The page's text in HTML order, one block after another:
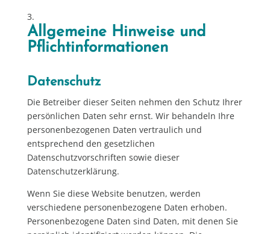
Allgemeine Hinweise und
Pflicht­informationen
Datenschutz
Die Betreiber dieser Seiten nehmen den Schutz Ihrer
persönlichen Daten sehr ernst. Wir behandeln Ihre
personenbezogenen Daten vertraulich und
entsprechend den gesetzlichen
Datenschutzvorschriften sowie dieser
Datenschutzerklärung.
Wenn Sie diese Website benutzen, werden
verschiedene personenbezogene Daten erhoben.
Personenbezogene Daten sind Daten, mit denen Sie